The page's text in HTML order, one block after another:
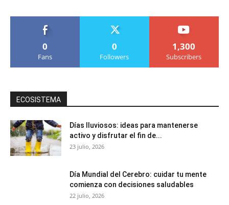
0
Fans
0
Followers
1,300
Subscribers
ECOSISTEMA
Días lluviosos: ideas para mantenerse
activo y disfrutar el fin de...
23 julio, 2026
Día Mundial del Cerebro: cuidar tu mente
comienza con decisiones saludables
22 julio, 2026